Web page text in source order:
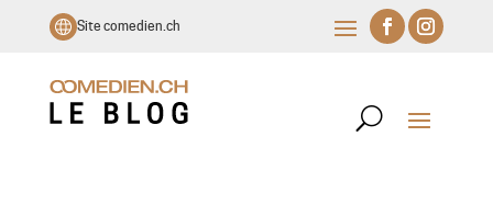
Site comedien.ch